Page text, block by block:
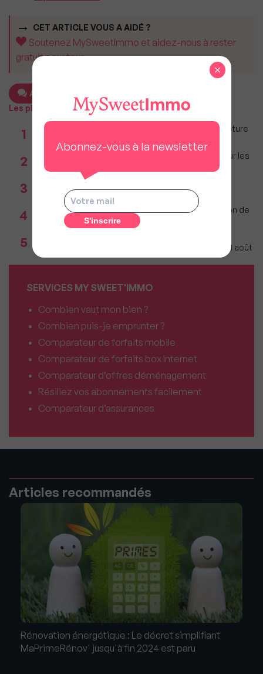
CET ARTICLE VOUS A AIDÉ ?
Soutenez MySweetImmo et aidez-nous à rester
gratuit pour tous.
Ajouter un commentaire
Les plus populaires
1
Taxe foncière 2026 : Ces grandes villes où la facture
2
Immobilier : Ce que l’AI Act change vraiment pour les
agences depuis le 2 août 2026
3
Réseau immobilier : iad franchit le cap des 600
millions d'euros de chiffre d'affaires
4
Incendies : Quels sont vos droits si votre location de
vacances est annulée ?
5
téléphonique fixe les règles applicables dès le 11 août
SERVICES MY SWEET'IMMO
Combien vaut mon bien ?
Combien puis-je emprunter ?
Comparateur de forfaits mobile
Comparateur de forfaits box Internet
Comparateur d’offres déménagement
Résiliez vos abonnements facilement
Comparateur d’assurances
Articles recommandés
Rénovation énergétique : Le décret simplifiant
MaPrimeRénov' jusqu'à fin 2024 est paru
Abonnez-vous à la newsletter
×